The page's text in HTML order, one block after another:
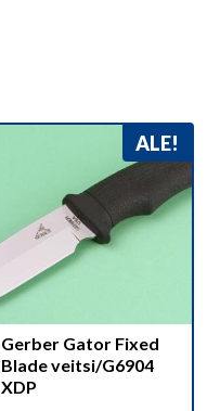
ALE!
Gerber Gator Fixed
Blade veitsi/G6904
XDP